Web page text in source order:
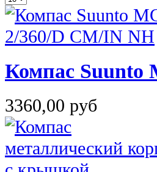
Компас Suunto
3360,00 руб